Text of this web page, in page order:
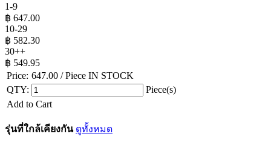
1-9
฿ 647.00
10-29
฿ 582.30
30++
฿ 549.95
Price: 647.00 / Piece IN STOCK
QTY:
Piece(s)
Add to Cart
รุ่นที่ใกล้เคียงกัน ดูทั้งหมด